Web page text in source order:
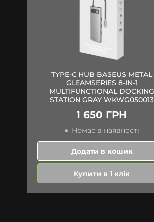
TYPE-C HUB BASEUS METAL
GLEAMSERIES 8-IN-1
MULTIFUNCTIONAL DOCKING
STATION GRAY WKWG050013
1 650 ГРН
Немає в наявності
Додати в кошик
Купити в 1 клік